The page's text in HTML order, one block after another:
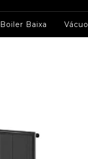
Boiler Baixa Vácuo